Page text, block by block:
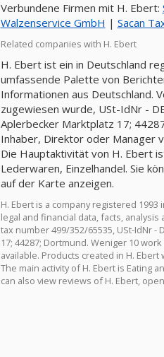
Verbundene Firmen mit H. Ebert:
Walzenservice GmbH | Sacan
Related companies with H. Ebert
H. Ebert ist ein in Deutschland
umfassende Palette von
Informationen aus Deutschland.
zugewiesen wurde, USt-IdNr -
Aplerbecker Marktplatz 17;
Inhaber, Direktor oder Manager
Die Hauptaktivität von H. Ebert
Lederwaren, Einzelhandel. Sie
auf der Karte anzeigen.
H. Ebert is a company registered
legal and financial data, facts,
tax number 499/352/65535, USt-IdNr -
17; 44287; Dortmund. Weniger 10
available. Products created in H.
The main activity of H. Ebert is Eating
can also view reviews of H. Ebert,